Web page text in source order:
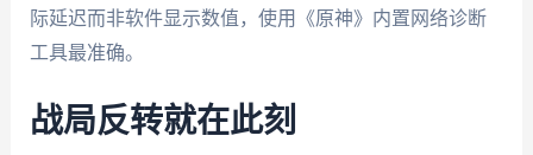
际延迟而非软件显示数值，使用《原神》内置网络诊断
工具最准确。
战局反转就在此刻